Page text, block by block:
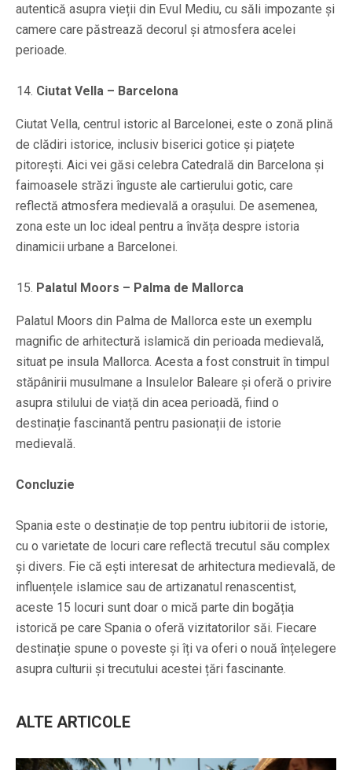
autentică asupra vieții din Evul Mediu, cu săli impozante și
camere care păstrează decorul și atmosfera acelei
perioade.
Ciutat Vella – Barcelona
Ciutat Vella, centrul istoric al Barcelonei, este o zonă plină
de clădiri istorice, inclusiv biserici gotice și piațete
pitorești. Aici vei găsi celebra Catedrală din Barcelona și
faimoasele străzi înguste ale cartierului gotic, care
reflectă atmosfera medievală a orașului. De asemenea,
zona este un loc ideal pentru a învăța despre istoria
dinamicii urbane a Barcelonei.
Palatul Moors – Palma de Mallorca
Palatul Moors din Palma de Mallorca este un exemplu
magnific de arhitectură islamică din perioada medievală,
situat pe insula Mallorca. Acesta a fost construit în timpul
stăpânirii musulmane a Insulelor Baleare și oferă o privire
asupra stilului de viață din acea perioadă, fiind o
destinație fascinantă pentru pasionații de istorie
medievală.
Concluzie
Spania este o destinație de top pentru iubitorii de istorie,
cu o varietate de locuri care reflectă trecutul său complex
și divers. Fie că ești interesat de arhitectura medievală, de
influențele islamice sau de artizanatul renascentist,
aceste 15 locuri sunt doar o mică parte din bogăția
istorică pe care Spania o oferă vizitatorilor săi. Fiecare
destinație spune o poveste și îți va oferi o nouă înțelegere
asupra culturii și trecutului acestei țări fascinante.
ALTE ARTICOLE